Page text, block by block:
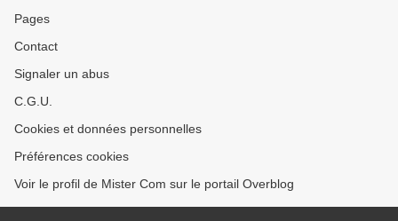
Pages
Contact
Signaler un abus
C.G.U.
Cookies et données personnelles
Préférences cookies
Voir le profil de Mister Com sur le portail Overblog